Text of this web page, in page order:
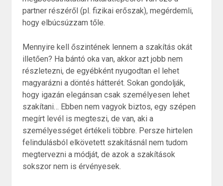
partner részéről (pl. fizikai erőszak), megérdemli,
hogy elbúcsúzzam tőle.
Mennyire kell őszintének lennem a szakítás okát
illetően? Ha bántó oka van, akkor azt jobb nem
részletezni, de egyébként nyugodtan el lehet
magyarázni a döntés hátterét. Sokan gondolják,
hogy igazán elegánsan csak személyesen lehet
szakítani… Ebben nem vagyok biztos, egy szépen
megírt levél is megteszi, de van, aki a
személyességet értékeli többre. Persze hirtelen
felindulásból elkövetett szakításnál nem tudom
megtervezni a módját, de azok a szakítások
sokszor nem is érvényesek.